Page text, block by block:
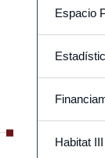
Espacio
Habitat III